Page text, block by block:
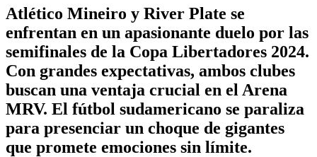
Atlético Mineiro y River Plate se
enfrentan en un apasionante duelo por las
semifinales de la Copa Libertadores 2024.
Con grandes expectativas, ambos clubes
buscan una ventaja crucial en el Arena
MRV. El fútbol sudamericano se paraliza
para presenciar un choque de gigantes
que promete emociones sin límite.